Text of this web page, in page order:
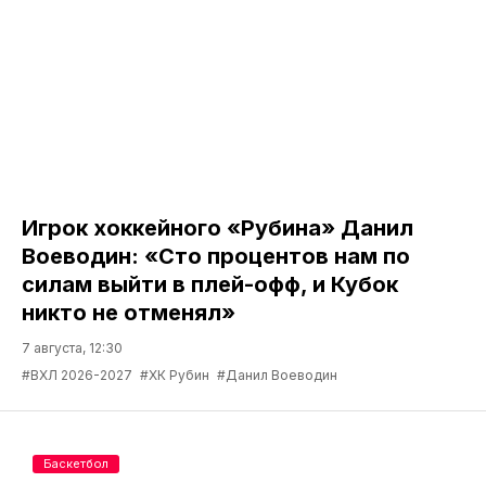
Игрок хоккейного «Рубина» Данил
Воеводин: «Сто процентов нам по
силам выйти в плей-офф, и Кубок
никто не отменял»
7 августа, 12:30
#ВХЛ 2026-2027 #ХК Рубин #Данил Воеводин
Баскетбол